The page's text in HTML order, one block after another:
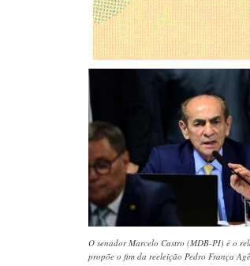
O senador Marcelo Castro (MDB-PI) é o
propõe o fim da reeleição Pedro França